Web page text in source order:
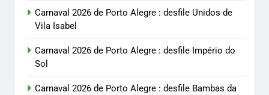
Carnaval 2026 de Porto Alegre : desfile Unidos de
Vila Isabel
Carnaval 2026 de Porto Alegre : desfile Império do
Sol
Carnaval 2026 de Porto Alegre : desfile Bambas da